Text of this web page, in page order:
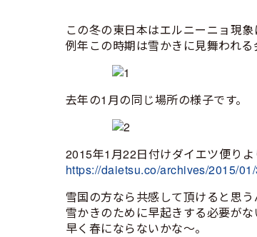
この冬の東日本はエルニーニョ現
例年この時期は雪かきに見舞われ
去年の1月の同じ場所の様子です。
2015年1月22日付けダイエツ便りよ
https://daietsu.co/archives/2015/
雪国の方なら共感して頂けると思う
雪かきのために早起きする必要がな
早く春にならないかな～。